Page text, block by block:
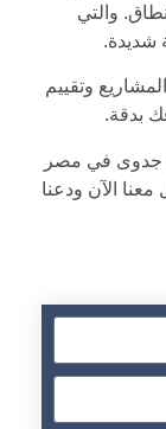
والتي
شديدة.
وتقييم
بدقة.
جدوى في مصر
الآن ودعنا